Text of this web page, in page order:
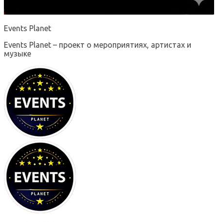
Events Planet
Events Planet – проект о мероприятиях, артистах и
музыке